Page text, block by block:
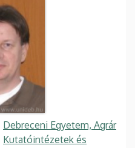
Debreceni Egyetem, Agrár
Kutatóintézetek és